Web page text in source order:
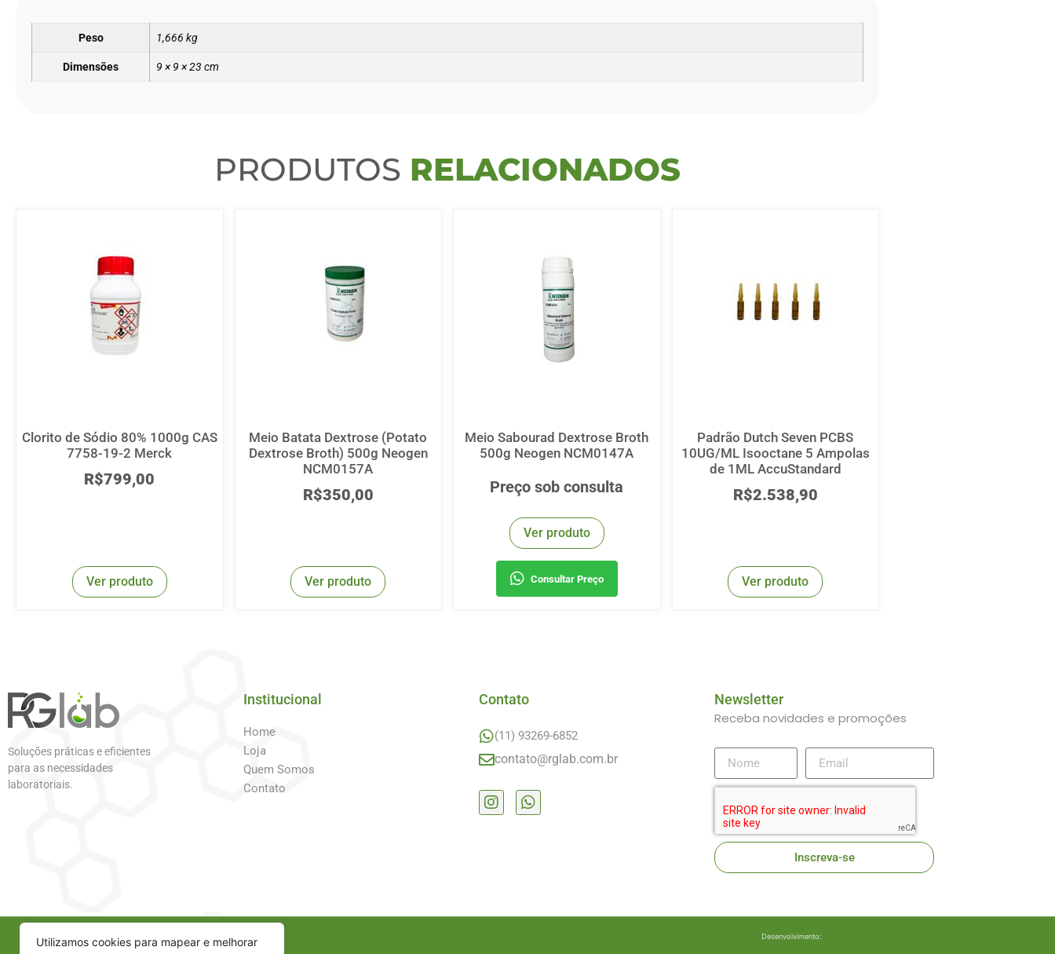
Utilizamos cookies para mapear e melhorar
Peso 1,666 kg
Dimensões 9 × 9 × 23 cm
PRODUTOS RELACIONADOS
Clorito de Sódio 80% 1000g CAS
7758-19-2 Merck
R$799,00
Ver produto
Meio Batata Dextrose (Potato
Dextrose Broth) 500g Neogen
NCM0157A
R$350,00
Ver produto
Meio Sabourad Dextrose Broth
500g Neogen NCM0147A
Preço sob consulta
Ver produto
Consultar Preço
Padrão Dutch Seven PCBS
10UG/ML Isooctane 5 Ampolas
de 1ML AccuStandard
R$2.538,90
Ver produto
Soluções práticas e eficientes
para as necessidades
laboratoriais.
Institucional
Home
Loja
Quem Somos
Contato
Contato
(11) 93269-6852
contato@rglab.com.br
Newsletter
Receba novidades e promoções
Inscreva-se
Desenvolvimento: